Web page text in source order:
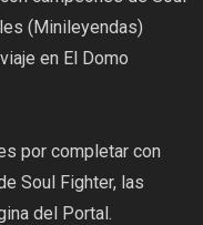
(Minileyendas)
en El Domo
por completar con
Soul Fighter, las
del Portal.